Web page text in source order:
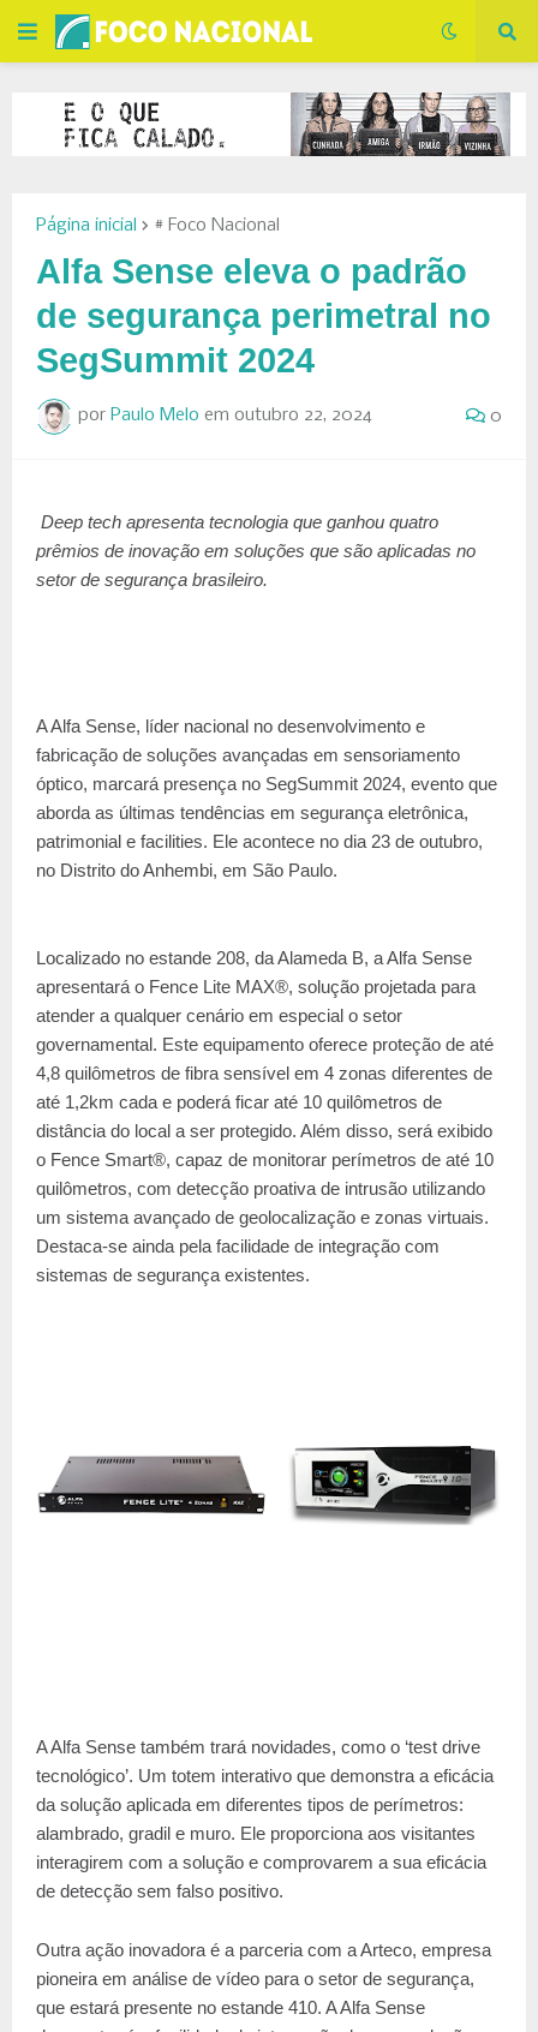
Página inicial # Foco Nacional
Alfa Sense eleva o padrão
de segurança perimetral no
SegSummit 2024
por Paulo Melo em outubro 22, 2024 0
Deep tech apresenta tecnologia que ganhou quatro
prêmios de inovação em soluções que são aplicadas no
setor de segurança brasileiro.
A Alfa Sense, líder nacional no desenvolvimento e
fabricação de soluções avançadas em sensoriamento
óptico, marcará presença no SegSummit 2024, evento que
aborda as últimas tendências em segurança eletrônica,
patrimonial e facilities. Ele acontece no dia 23 de outubro,
no Distrito do Anhembi, em São Paulo.
Localizado no estande 208, da Alameda B, a Alfa Sense
apresentará o Fence Lite MAX®, solução projetada para
atender a qualquer cenário em especial o setor
governamental. Este equipamento oferece proteção de até
4,8 quilômetros de fibra sensível em 4 zonas diferentes de
até 1,2km cada e poderá ficar até 10 quilômetros de
distância do local a ser protegido. Além disso, será exibido
o Fence Smart®, capaz de monitorar perímetros de até 10
quilômetros, com detecção proativa de intrusão utilizando
um sistema avançado de geolocalização e zonas virtuais.
Destaca-se ainda pela facilidade de integração com
sistemas de segurança existentes.
A Alfa Sense também trará novidades, como o ‘test drive
tecnológico’. Um totem interativo que demonstra a eficácia
da solução aplicada em diferentes tipos de perímetros:
alambrado, gradil e muro. Ele proporciona aos visitantes
interagirem com a solução e comprovarem a sua eficácia
de detecção sem falso positivo.
Outra ação inovadora é a parceria com a Arteco, empresa
pioneira em análise de vídeo para o setor de segurança,
que estará presente no estande 410. A Alfa Sense